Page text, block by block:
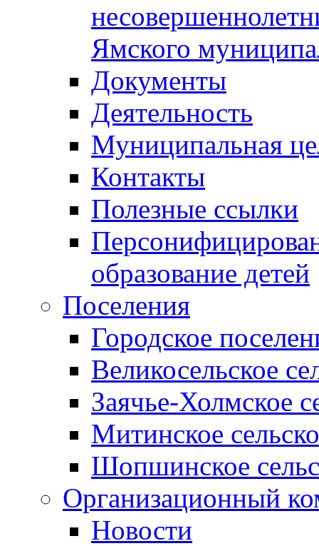
Ямского
Документы
Деятельность
Муниципальная
Контакты
Полезные ссылки
образование детей
Поселения
Городское
Великосельское
Заячье-Холмское
Митинское
Шопшинское
Организационный
Новости